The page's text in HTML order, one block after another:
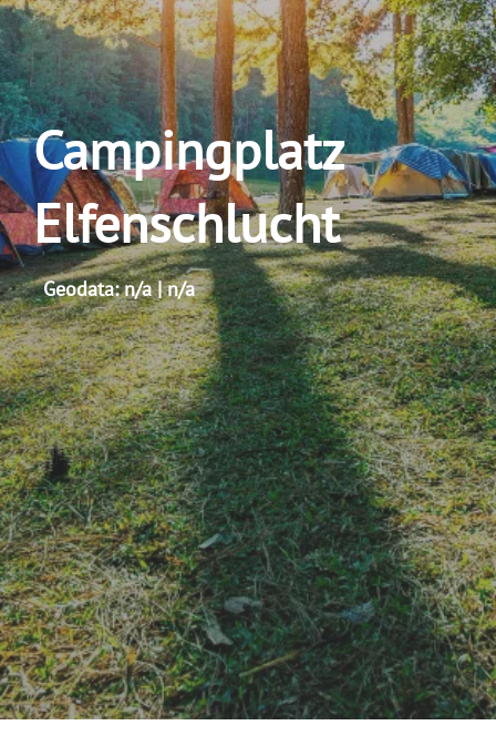
Campingplatz
Elfenschlucht
Geodata: n/a | n/a